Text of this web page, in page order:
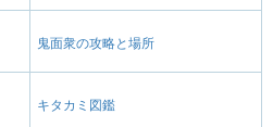
鬼面衆の攻略と場所
キタカミ図鑑